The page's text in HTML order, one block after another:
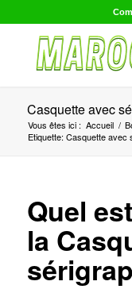
Casquette avec
Vous êtes ici : Accueil /
Etiquette: Casquette avec
Quel
la